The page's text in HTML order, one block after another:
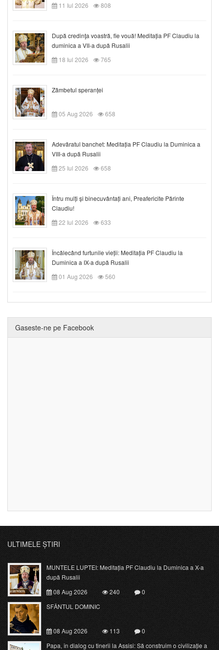
11 Iul 2026
808
După credinţa voastră, fie vouă! Meditația PF Claudiu la
duminica a VII-a după Rusalii
18 Iul 2026
765
Zâmbetul speranței
05 Aug 2026 658
Adevăratul banchet: Meditația PF Claudiu la Duminica a
VIII-a după Rusalii
25 Iul 2026
658
Întru mulți și binecuvântați ani, Preafericite Părinte
Claudiu!
22 Iul 2026
633
Încălecând furtunile vieții: Meditația PF Claudiu la
Duminica a IX-a după Rusalii
01 Aug 2026
560
Gaseste-ne pe Facebook
ULTIMELE ȘTIRI
MUNTELE LUPTEI: Meditația PF Claudiu la Duminica a X-a
după Rusalii
08 Aug 2026
240
0
SFÂNTUL DOMINIC
08 Aug 2026 113
0
Papa, în dialog cu tinerii la Assisi: Să construim o civilizație a